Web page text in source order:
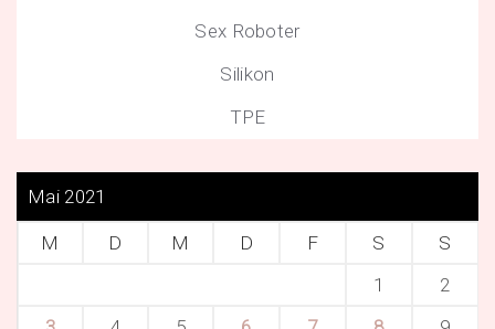
Sex Roboter
Silikon
TPE
Mai 2021
M D M D F S
S
1
2